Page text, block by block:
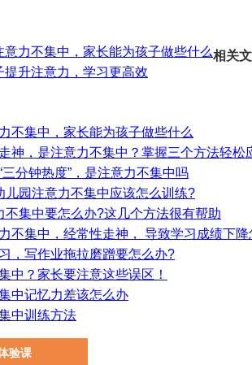
意力不集中，家长能为孩子做些什么
提升注意力，学习更高效
相关
不集中，家长能为孩子做些什么
神，是注意力不集中？掌握三个方法轻松
分钟热度”，是注意力不集中吗
儿园注意力不集中应该怎么训练?
不集中要怎么办?这几个方法很有帮助
不集中，经常性走神， 导致学习成绩下降
，写作业拖拉磨蹭要怎么办?
中？家长要注意这些误区！
中记忆力差该怎么办
中训练方法
验课